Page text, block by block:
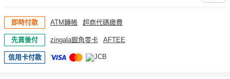
即時付款 ATM轉帳 超商代碼繳費
先買後付 zingala銀角零卡 AFTEE
信用卡付款